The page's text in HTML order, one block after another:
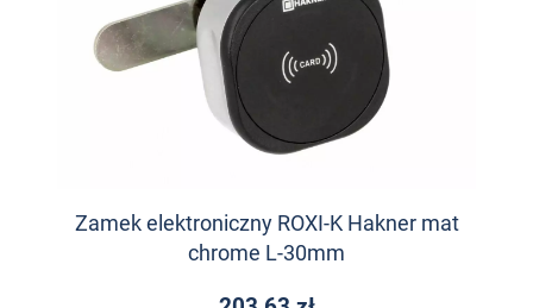
Zamek elektroniczny ROXI-K Hakner mat
chrome L-30mm